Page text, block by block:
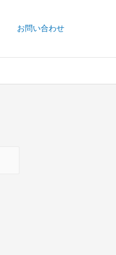
お問い合わせ